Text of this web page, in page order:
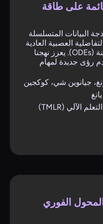
على طاقة
البيانات المتسلسلة
العصبية العادية
القائمة على طاقة الفضاء الكامنة (ODEs). يعزز نهجنا
رؤى جديدة لمهام
جيانوين شي، كوكجين
المعاملات في أبحاث التعلم الآلي (TMLR)
الفوري